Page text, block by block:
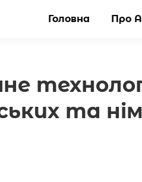
Головна Про
та
Головна Про